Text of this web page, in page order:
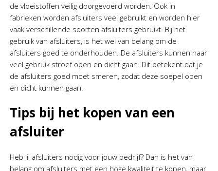
de vloeistoffen veilig doorgevoerd worden. Ook in
fabrieken worden afsluiters veel gebruikt en worden hier
vaak verschillende soorten afsluiters gebruikt. Bij het
gebruik van afsluiters, is het wel van belang om de
afsluiters goed te onderhouden. De afsluiters kunnen naar
veel gebruik stroef open en dicht gaan. Dit betekent dat je
de afsluiters goed moet smeren, zodat deze soepel open
en dicht kunnen gaan.
Tips bij het kopen van een
afsluiter
Heb jij afsluiters nodig voor jouw bedrijf? Dan is het van
belang om afsluiters met een hoge kwaliteit te kopen, maar